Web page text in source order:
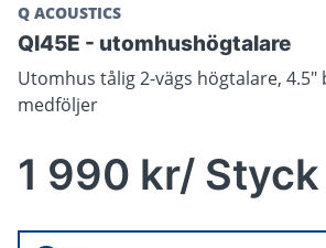
Q ACOUSTICS
QI45E - utomhushögtalare
Utomhus tålig 2-vägs högtalare, 4.5"
medföljer
1 990 kr/ Styck